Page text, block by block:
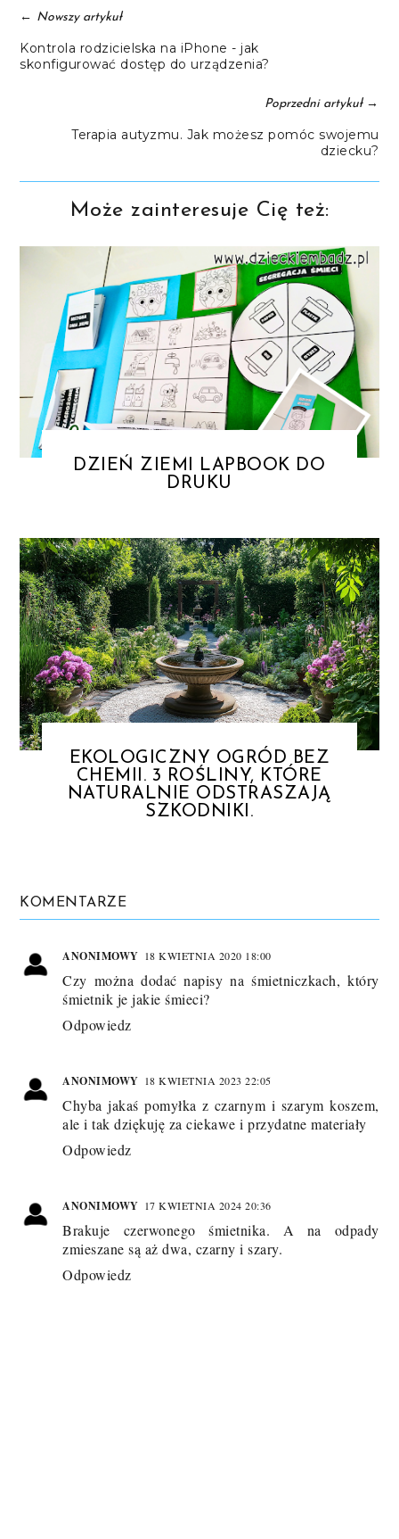
← Nowszy artykuł
Kontrola rodzicielska na iPhone - jak
skonfigurować dostęp do urządzenia?
Poprzedni artykuł→
Terapia autyzmu. Jak możesz pomóc swojemu
dziecku?
Może zainteresuje Cię też:
DZIEŃ ZIEMI LAPBOOK DO
DRUKU
EKOLOGICZNY OGRÓD BEZ
CHEMII. 3 ROŚLINY, KTÓRE
NATURALNIE ODSTRASZAJĄ
SZKODNIKI.
KOMENTARZE
ANONIMOWY 18 KWIETNIA 2020 18:00
Czy można dodać napisy na śmietniczkach, który
śmietnik je jakie śmieci?
Odpowiedz
ANONIMOWY 18 KWIETNIA 2023 22:05
Chyba jakaś pomyłka z czarnym i szarym koszem,
ale i tak dziękuję za ciekawe i przydatne materiały
Odpowiedz
ANONIMOWY 17 KWIETNIA 2024 20:36
Brakuje czerwonego śmietnika. A na odpady
zmieszane są aż dwa, czarny i szary.
Odpowiedz